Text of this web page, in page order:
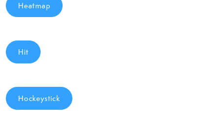
Heatmap
Hit
Hockeystick